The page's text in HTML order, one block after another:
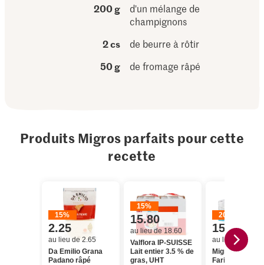
200 g
d'un mélange de
champignons
2 cs
de beurre à rôtir
50 g
de fromage râpé
Produits Migros parfaits pour cette
recette
15%
2.25
au lieu de 2.65
Da Emilio Grana
Padano râpé
15%
15.80
au lieu de 18.60
Valflora IP-SUISSE
Lait entier 3.5 % de
gras, UHT
20%
15.20
au lieu de 19.00
Migros IP-
Farine fleur